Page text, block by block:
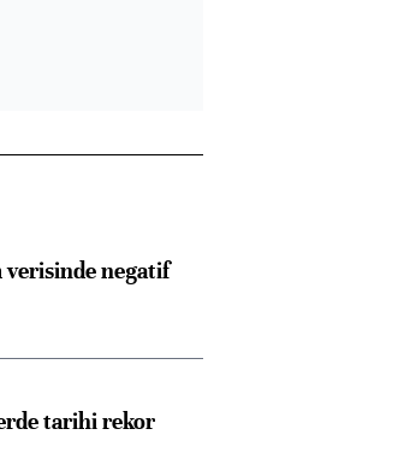
verisinde negatif
tarihi rekor